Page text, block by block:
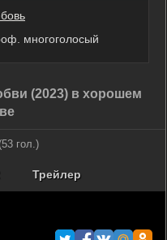
многоголосый
(2023) в хорошем
53гол.)
Трейлер